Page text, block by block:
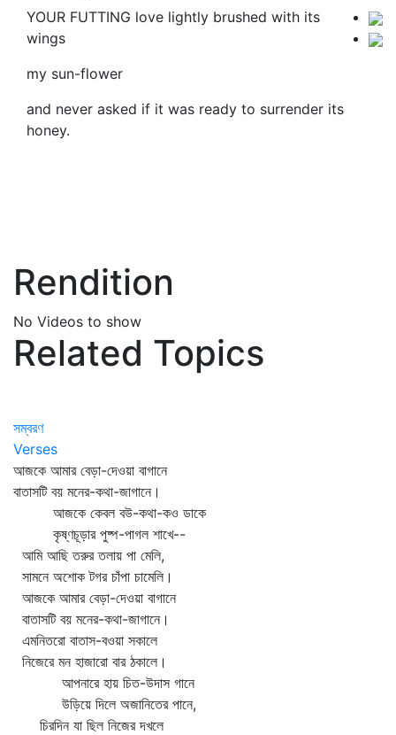
YOUR FUTTING love lightly brushed with its
wings
my sun-flower
and never asked if it was ready to surrender its
honey.
Rendition
No Videos to show
Related Topics
সম্বরণ
Verses
আজকে আমার বেড়া-দেওয়া বাগানে
বাতাসটি বয় মনের-কথা-জাগানে।
আজকে কেবল বউ-কথা-কও ডাকে
কৃষ্ণচূড়ার পুষ্প-পাগল শাখে--
আমি আছি তরুর তলায় পা মেলি,
সামনে অশোক টগর চাঁপা চামেলি।
আজকে আমার বেড়া-দেওয়া বাগানে
বাতাসটি বয় মনের-কথা-জাগানে।
এমনিতরো বাতাস-বওয়া সকালে
নিজেরে মন হাজারো বার ঠকালে।
আপনারে হায় চিত-উদাস গানে
উড়িয়ে দিলে অজানিতের পানে,
চিরদিন যা ছিল নিজের দখলে